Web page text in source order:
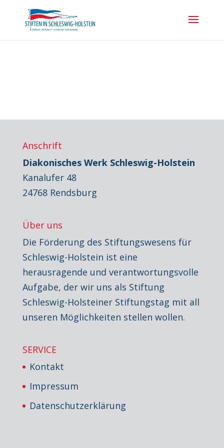
Anschrift
Diakonisches Werk Schleswig-Holstein
Kanalufer 48
24768 Rendsburg
Über uns
Die Förderung des Stiftungswesens für
Schleswig-Holstein ist eine
herausragende und verantwortungsvolle
Aufgabe, der wir uns als Stiftung
Schleswig-Holsteiner Stiftungstag mit all
unseren Möglichkeiten stellen wollen.
SERVICE
Kontakt
Impressum
Datenschutzerklärung